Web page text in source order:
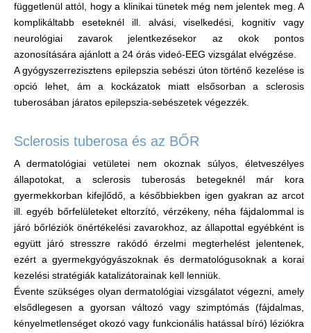
függetlenül attól, hogy a klinikai tünetek még nem jelentek meg. A
komplikáltabb eseteknél ill. alvási, viselkedési, kognitív vagy
neurológiai zavarok jelentkezésekor az okok pontos
azonosítására ajánlott a 24 órás videó-EEG vizsgálat elvégzése.
A gyógyszerrezisztens epilepszia sebészi úton történő kezelése is
opció lehet, ám a kockázatok miatt elsősorban a sclerosis
tuberosában járatos epilepszia-sebészetek végezzék.
Sclerosis tuberosa és az BŐR
A dermatológiai vetületei nem okoznak súlyos, életveszélyes
állapotokat, a sclerosis tuberosás betegeknél már kora
gyermekkorban kifejlődő, a későbbiekben igen gyakran az arcot
ill. egyéb bőrfelületeket eltorzító, vérzékeny, néha fájdalommal is
járó bőrléziók önértékelési zavarokhoz, az állapottal egyébként is
együtt járó stresszre rakódó érzelmi megterhelést jelentenek,
ezért a gyermekgyógyászoknak és dermatológusoknak a korai
kezelési stratégiák katalizátorainak kell lenniük.
Évente szükséges olyan dermatológiai vizsgálatot végezni, amely
elsődlegesen a gyorsan változó vagy szimptómás (fájdalmas,
kényelmetlenséget okozó vagy funkcionális hatással bíró) léziókra